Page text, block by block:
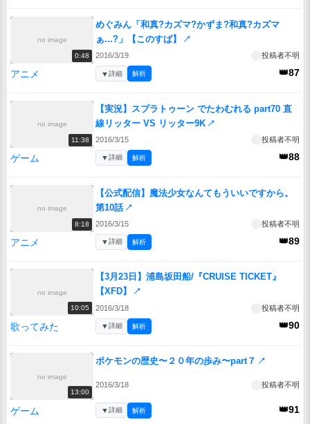
no image
0:48
めぐみん「和真?カズマ?かずま?和真?カズマ
ぁ...?」【このすば】
↗
2016/3/19 投稿者不明
アニメ 👑87
▼詳細 解析
no image
11:38
【実況】スプラトゥーン でたわむれる part70 直
線リッター VS リッター9K ↗
2016/3/15 投稿者不明
ゲーム 👑88
▼詳細 解析
no image
8:18
【公式配信】魔法少女なんてもういいですから。
第10話 ↗
2016/3/15 投稿者不明
アニメ 👑89
▼詳細 解析
no image
10:05
【3月23日】浦島坂田船/『CRUISE TICKET』
【XFD】
↗
2016/3/18 投稿者不明
歌ってみた 👑90
▼詳細 解析
no image
13:00
ポケモンの歴史〜２０年の歩み〜part７ ↗
2016/3/18 投稿者不明
ゲーム 👑91
▼詳細 解析